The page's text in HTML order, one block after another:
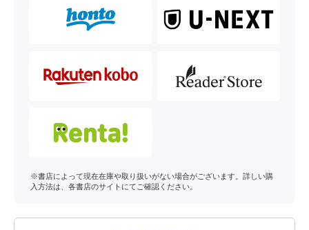
※書店によって現在在庫や取り扱いがない場合がございます。詳しい購
入方法は、各書店のサイトにてご確認ください。